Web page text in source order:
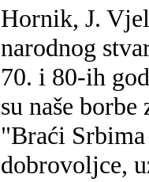
Hornik, J.
narodnog
70. i 80-ih
su naše
"Braći
dobrovoljce,